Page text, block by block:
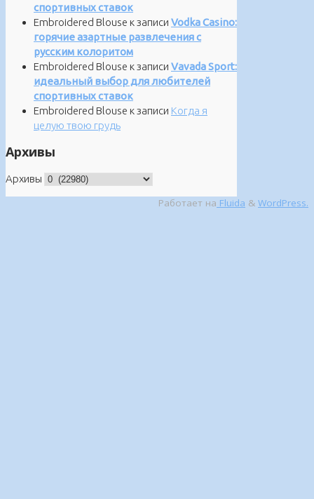
спортивных ставок
Embroidered Blouse к записи Vodka Casino:
горячие азартные развлечения с
русским колоритом
Embroidered Blouse к записи Vavada Sport:
идеальный выбор для любителей
спортивных ставок
Embroidered Blouse к записи Когда я
целую твою грудь
Архивы
Архивы
Работает на Fluida & WordPress.